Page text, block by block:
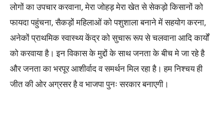
लोगों का उपचार करवाना, मेरा जोहड़ मेरा खेत से सेकड़ो किसानों को
फायदा पहुंचना, सैकड़ों महिलाओं को पशुशाला बनाने में सहयोग करना,
अनेकों प्राथमिक स्वास्थ्य केंद्र को सुचारू रूप से चलवाना आदि कार्यों
को करवाया है। इन विकास के मुद्दों के साथ जनता के बीच मे जा रहे है
और जनता का भरपूर आशीर्वाद व समर्थन मिल रहा है। हम निश्चय ही
जीत की ओर अग्रसर है व भाजपा पुनः सरकार बनाएगी।